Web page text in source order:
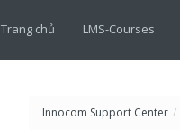
Trang chủ LMS-Courses
Innocom Support Center /